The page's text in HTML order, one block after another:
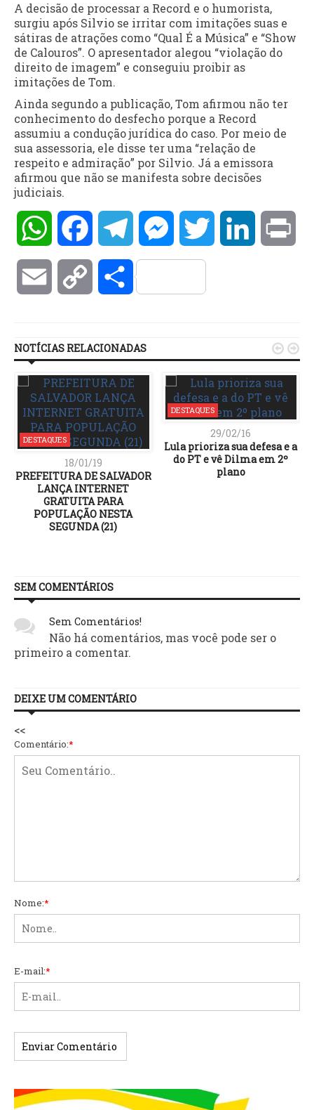
A decisão de processar a Record e o humorista,
surgiu após Silvio se irritar com imitações suas e
sátiras de atrações como “Qual É a Música” e “Show
de Calouros”. O apresentador alegou “violação do
direito de imagem” e conseguiu proibir as
imitações de Tom.
Ainda segundo a publicação, Tom afirmou não ter
conhecimento do desfecho porque a Record
assumiu a condução jurídica do caso. Por meio de
sua assessoria, ele disse ter uma “relação de
respeito e admiração” por Silvio. Já a emissora
afirmou que não se manifesta sobre decisões
judiciais.
WhatsAppFacebookTelegramMessengerTwitter LinkedIn
Email Copy Compartilhar
NOTÍCIAS RELACIONADAS
DESTAQUES
18/01/19
PREFEITURA DE SALVADOR
LANÇA INTERNET
GRATUITA PARA
POPULAÇÃO NESTA
SEGUNDA (21)
DESTAQUES
29/02/16
Lula prioriza sua defesa e a
do PT e vê Dilma em 2º
plano
 
SEM COMENTÁRIOS
Sem Comentários!
Não há comentários, mas você pode ser o
primeiro a comentar.
DEIXE UM COMENTÁRIO
<<
Comentário:*
Nome:*
E-mail:*